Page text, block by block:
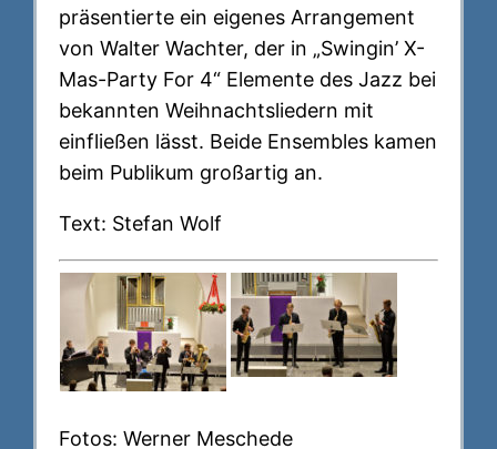
präsentierte ein eigenes Arrangement
von Walter Wachter, der in „Swingin’ X-
Mas-Party For 4“ Elemente des Jazz bei
bekannten Weihnachtsliedern mit
einfließen lässt. Beide Ensembles kamen
beim Publikum großartig an.
Text: Stefan Wolf
Fotos: Werner Meschede